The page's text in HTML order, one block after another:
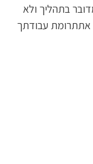
בתהליך ולא
אתתרומת עבודתך